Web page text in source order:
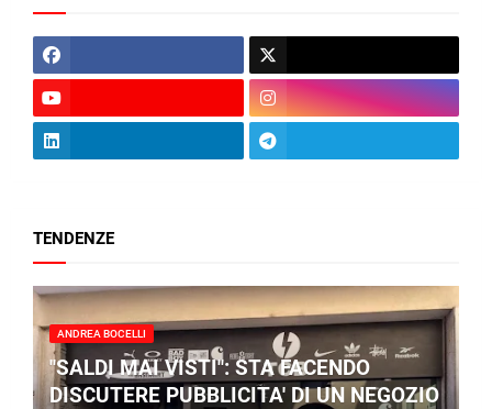
TENDENZE
ANDREA BOCELLI
"SALDI MAI VISTI": STA FACENDO
DISCUTERE PUBBLICITA' DI UN NEGOZIO